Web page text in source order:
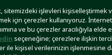
işlevleri kişiselleştirmek
için çerezler kullanıyoruz. İnternet
ve bu çerezler aracılığıyla elde
seçeneğine; çerezlere ilişkin
ile kişisel verilerinizin işlenmesine